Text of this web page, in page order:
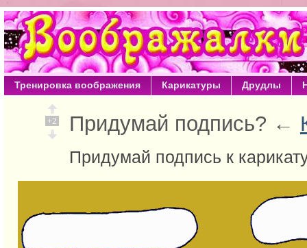
Тренировка воображения Карикатуры Друдлы
+2 Придумай подпись? ←
Придумай подпись к